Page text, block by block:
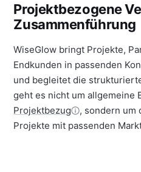
Projektbezogene
Zusammenführung
WiseGlow bringt Projekte,
Endkunden in passenden
und begleitet die
geht es nicht um allgemeine
Projektbezug
, sondern um
Projekte mit passenden